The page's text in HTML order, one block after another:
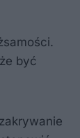
być